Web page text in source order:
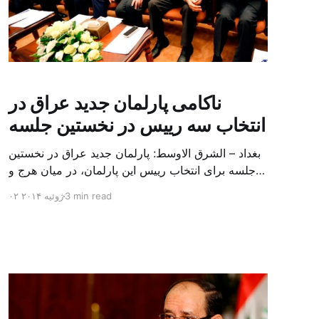
ناکامی پارلمان جدید عراق در
انتخاب سه رییس در نخستین جلسه
بغداد – الشرق الاوسط: پارلمان جدید عراق در نخستین
جلسه برای انتخاب رییس این پارلمان، در میان هرج و
در حالی که عراق شاهد جنگ با ستیزه جویانی است که
۰۲ ژوئیه ۲۰۱۴3 min read